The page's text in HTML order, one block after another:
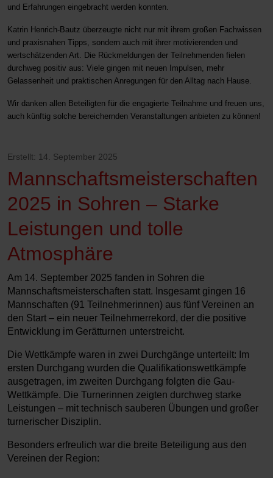
und Erfahrungen eingebracht werden konnten.
Katrin Henrich-Bautz überzeugte nicht nur mit ihrem großen Fachwissen
und praxisnahen Tipps, sondern auch mit ihrer motivierenden und
wertschätzenden Art. Die Rückmeldungen der Teilnehmenden fielen
durchweg positiv aus: Viele gingen mit neuen Impulsen, mehr
Gelassenheit und praktischen Anregungen für den Alltag nach Hause.
Wir danken allen Beteiligten für die engagierte Teilnahme und freuen uns,
auch künftig solche bereichernden Veranstaltungen anbieten zu können!
Erstellt: 14. September 2025
Mannschaftsmeisterschaften
2025 in Sohren – Starke
Leistungen und tolle
Atmosphäre
Am 14. September 2025 fanden in Sohren die
Mannschaftsmeisterschaften statt. Insgesamt gingen 16
Mannschaften (91 Teilnehmerinnen) aus fünf Vereinen an
den Start – ein neuer Teilnehmerrekord, der die positive
Entwicklung im Gerätturnen unterstreicht.
Die Wettkämpfe waren in zwei Durchgänge unterteilt: Im
ersten Durchgang wurden die Qualifikationswettkämpfe
ausgetragen, im zweiten Durchgang folgten die Gau-
Wettkämpfe. Die Turnerinnen zeigten durchweg starke
Leistungen – mit technisch sauberen Übungen und großer
turnerischer Disziplin.
Besonders erfreulich war die breite Beteiligung aus den
Vereinen der Region: